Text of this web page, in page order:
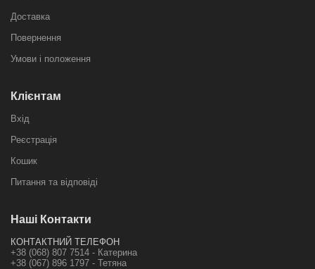
Доставка
Повернення
Умови і положення
Клієнтам
Вхід
Реєстрація
Кошик
Питання та відповіді
Наші Контакти
КОНТАКТНИЙ ТЕЛЕФОН
+38 (068) 807 7514 - Катерина
+38 (067) 896 1797 - Тетяна